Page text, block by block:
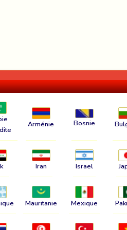
Arménie Bosnie
Iran Israel
Mauritanie Mexique